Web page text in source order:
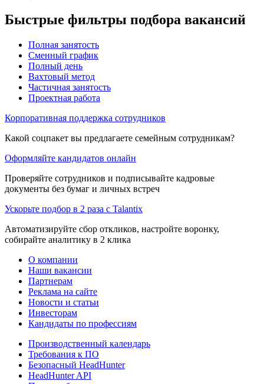
Быстрые фильтры подбора вакансий
Полная занятость
Сменный график
Полный день
Вахтовый метод
Частичная занятость
Проектная работа
Корпоративная поддержка сотрудников
Какой соцпакет вы предлагаете семейным сотрудникам?
Оформляйте кандидатов онлайн
Проверяйте сотрудников и подписывайте кадровые
документы без бумаг и личных встреч
Ускорьте подбор в 2 раза с Talantix
Автоматизируйте сбор откликов, настройте воронку,
собирайте аналитику в 2 клика
О компании
Наши вакансии
Партнерам
Реклама на сайте
Новости и статьи
Инвесторам
Кандидаты по профессиям
Производственный календарь
Требования к ПО
Безопасный HeadHunter
HeadHunter API